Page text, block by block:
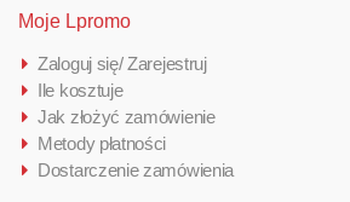
Moje Lpromo
Zaloguj się/ Zarejestruj
Ile kosztuje
Jak złożyć zamówienie
Metody płatności
Dostarczenie zamówienia